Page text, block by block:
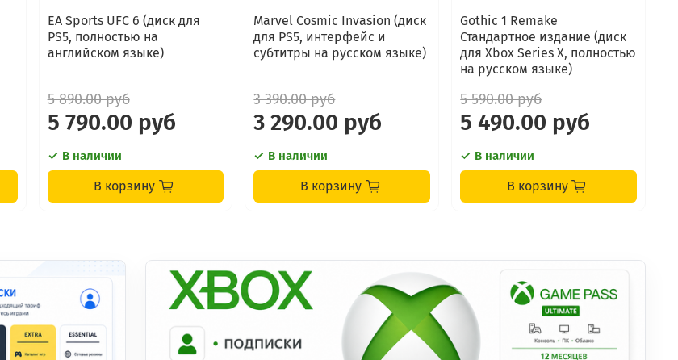
EA Sports UFC 6 (диск для
PS5, полностью на
английском языке)
5 890.00 руб
5 790.00 руб
В наличии
В корзину
Marvel Cosmic Invasion (диск
для PS5, интерфейс и
субтитры на русском языке)
3 390.00 руб
3 290.00 руб
В наличии
В корзину
Gothic 1 Remake
Стандартное издание (диск
для Xbox Series X, полностью
на русском языке)
5 590.00 руб
5 490.00 руб
В наличии
В корзину